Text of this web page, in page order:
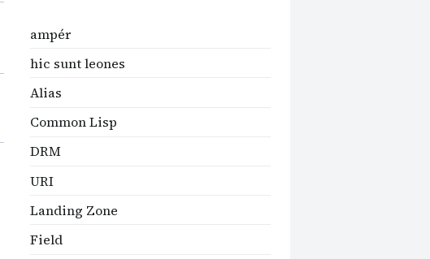
ampér
hic sunt leones
Alias
Common Lisp
DRM
URI
Landing Zone
Field